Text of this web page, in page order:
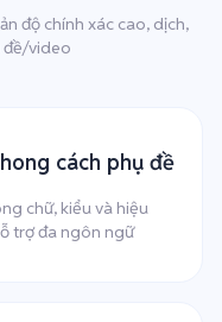
độ chính xác cao, dịch,
đề/video
cách phụ đề
chữ, kiểu và hiệu
trợ đa ngôn ngữ